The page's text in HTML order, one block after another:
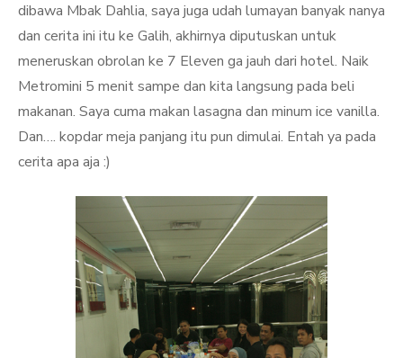
dibawa Mbak Dahlia, saya juga udah lumayan banyak nanya
dan cerita ini itu ke Galih, akhirnya diputuskan untuk
meneruskan obrolan ke 7 Eleven ga jauh dari hotel. Naik
Metromini 5 menit sampe dan kita langsung pada beli
makanan. Saya cuma makan lasagna dan minum ice vanilla.
Dan…. kopdar meja panjang itu pun dimulai. Entah ya pada
cerita apa aja :)